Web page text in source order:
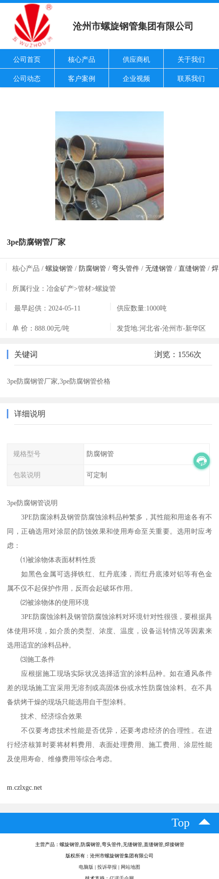
沧州市螺旋钢管集团有限公司
公司首页 核心产品 供应商机 关于我们
公司动态 客户案例 企业视频 联系我们
3pe防腐钢管厂家
核心产品 /螺旋钢管 / 防腐钢管 /弯头管件 /无缝钢管 /直缝钢管 /焊
接钢管
所属行业： 冶金矿产>管材>螺旋管
最早起供： 2024-05-11
14:12:24
供应数量:1000吨
单 价：888.00元/吨 发货地:河北省-沧州市-新华区
关键词 浏览：1556次
3pe防腐钢管厂家,3pe防腐钢管价格
详细说明
规格型号 防腐钢管
包装说明 可定制
3pe防腐钢管说明
3PE防腐涂料及钢管防腐蚀涂料品种繁多，其性能和用途各有不
同，正确选用对涂层的防蚀效果和使用寿命至关重要。选用时应考
虑：
⑴被涂物体表面材料性质
如黑色金属可选择铁红、红丹底漆，而红丹底漆对铝等有色金
属不仅不起保护作用，反而会起破坏作用。
⑵被涂物体的使用环境
3PE防腐蚀涂料及钢管防腐蚀涂料对环境针对性很强，要根据具
体使用环境，如介质的类型、浓度、温度，设备运转情况等因素来
选用适宜的涂料品种。
⑶施工条件
应根据施工现场实际状况选择适宜的涂料品种。如在通风条件
差的现场施工宜采用无溶剂或高固体份或水性防腐蚀涂料。在不具
备烘烤干燥的现场只能选用自干型涂料。
技术、经济综合效果
不仅要考虑技术性能是否优异，还要考虑经济的合理性。在进
行经济核算时要将材料费用、表面处理费用、施工费用、涂层性能
及使用寿命、维修费用等综合考虑。
m.czlxgc.net
Top
主营产品：螺旋钢管,防腐钢管,弯头管件,无缝钢管,直缝钢管,焊接钢管
版权所有：沧州市螺旋钢管集团有限公司
电脑版 | 投诉举报 | 网站地图